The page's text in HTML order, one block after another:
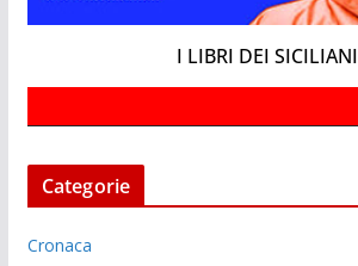
I LIBRI DEI SICILIANI
Categorie
Cronaca